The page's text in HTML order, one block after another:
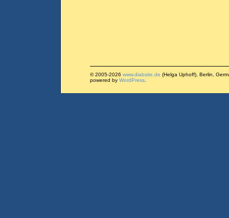
© 2005-2026 www.diabsite.de (Helga Uphoff), Berlin,
powered by WordPress.